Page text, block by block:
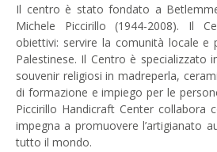
Il centro è stato fondato a
Michele Piccirillo (1944-2008). Il
obiettivi: servire la comunità locale e
Palestinese. Il Centro è specializzato
souvenir religiosi in madreperla,
di formazione e impiego per le
Piccirillo Handicraft Center collabora
impegna a promuovere l’artigianato
tutto il mondo.